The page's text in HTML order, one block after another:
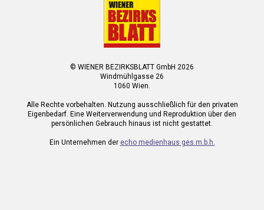
© WIENER BEZIRKSBLATT GmbH 2026
Windmühlgasse 26
1060 Wien.
Alle Rechte vorbehalten. Nutzung ausschließlich für den privaten
Eigenbedarf. Eine Weiterverwendung und Reproduktion über den
persönlichen Gebrauch hinaus ist nicht gestattet.
Ein Unternehmen der echo medienhaus ges.m.b.h.